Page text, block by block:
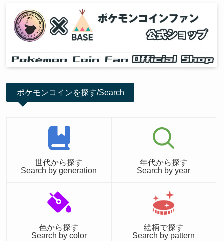
ポケモンコインを探す/Search
世代から探す
Search by generation
年代から探す
Search by year
色から探す
Search by color
絵柄で探す
Search by pattern